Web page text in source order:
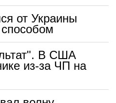
от Украины
В США
из-за ЧП на